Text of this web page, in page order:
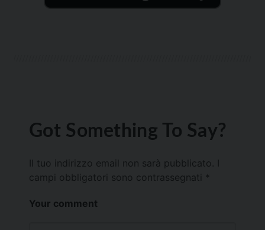
Got Something To Say?
Il tuo indirizzo email non sarà pubblicato.
campi obbligatori sono contrassegnati *
Your comment